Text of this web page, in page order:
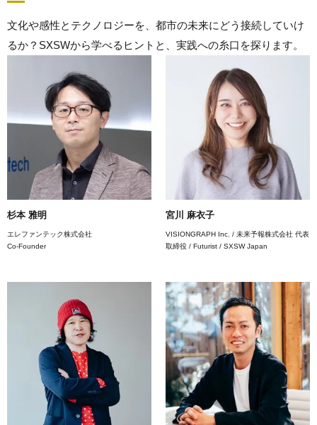
文化や感性とテクノロジーを、都市の未来にどう接続していけ
るか？SXSWから学べるヒントと、実践への糸口を探ります。
杉本 雅明
エレファンテック株式会社
Co-Founder
宮川 麻衣子
VISIONGRAPH Inc. / 未来予報株式会社 代表
取締役 / Futurist / SXSW Japan